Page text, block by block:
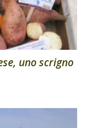
uno scrigno